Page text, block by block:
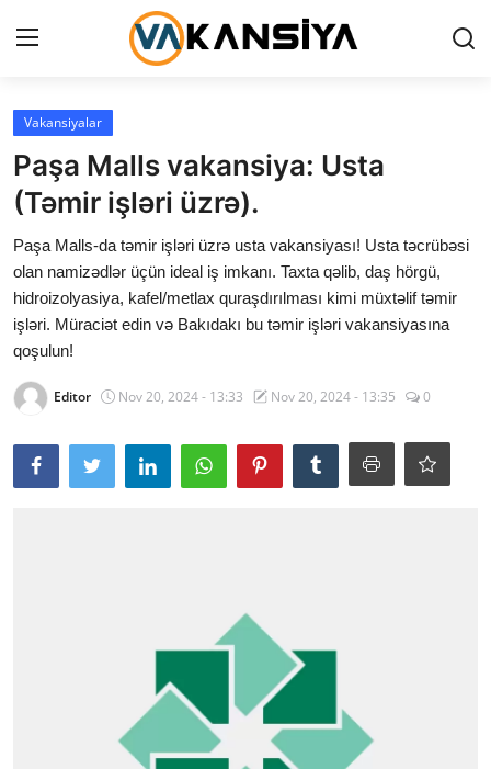
Login
Ana səhifə
Maliyyə
Əlaqə
Xəbərlər
Vakansiyalar
Paşa Malls vakansiya: Usta
(Təmir işləri üzrə).
Paşa Malls-da təmir işləri üzrə usta vakansiyası! Usta təcrübəsi
olan namizədlər üçün ideal iş imkanı. Taxta qəlib, daş hörgü,
hidroizolyasiya, kafel/metlax quraşdırılması kimi müxtəlif təmir
işləri. Müraciət edin və Bakıdakı bu təmir işləri vakansiyasına
qoşulun!
Editor Nov 20, 2024 - 13:33 Nov 20, 2024 - 13:35 0